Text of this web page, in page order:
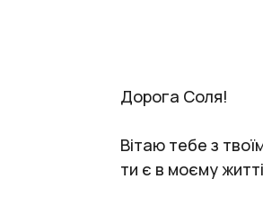
Дорога Соля!
Вітаю тебе з
ти є в моєму